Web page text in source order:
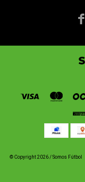

© Copyright 2026 / Somos Fútbol